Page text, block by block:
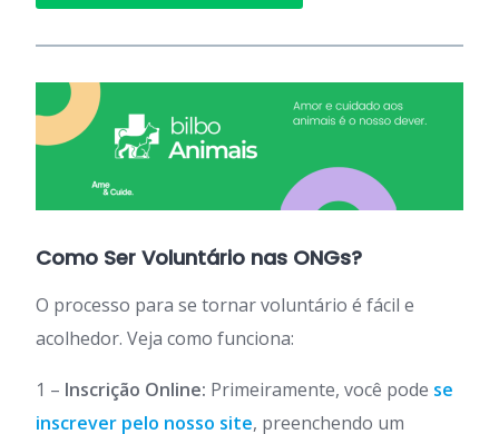
Como Ser Voluntário nas ONGs?
O processo para se tornar voluntário é fácil e
acolhedor. Veja como funciona:
1 – Inscrição Online: Primeiramente, você pode se
inscrever pelo nosso site, preenchendo um